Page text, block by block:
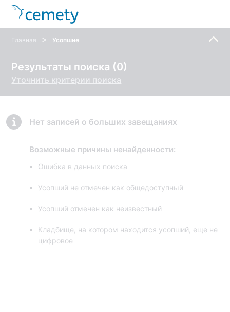
Главная > Усопшие
Результаты поиска (0)
Уточнить критерии поиска
Нет записей о больших завещаниях
Возможные причины ненайденности:
Ошибка в данных поиска
Усопший не отмечен как общедоступный
Усопший отмечен как неизвестный
Кладбище, на котором находится усопший, еще не
цифровое